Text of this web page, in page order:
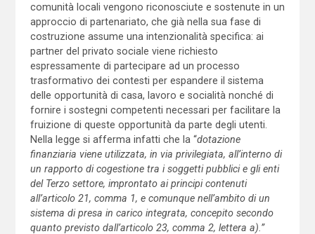
comunità locali vengono riconosciute e sostenute in un
approccio di partenariato, che già nella sua fase di
costruzione assume una intenzionalità specifica: ai
partner del privato sociale viene richiesto
espressamente di partecipare ad un processo
trasformativo dei contesti per espandere il sistema
delle opportunità di casa, lavoro e socialità nonché di
fornire i sostegni competenti necessari per facilitare la
fruizione di queste opportunità da parte degli utenti.
Nella legge si afferma infatti che la “dotazione
finanziaria viene utilizzata, in via privilegiata, all’interno di
un rapporto di cogestione tra i soggetti pubblici e gli enti
del Terzo settore, improntato ai principi contenuti
all’articolo 21, comma 1, e comunque nell’ambito di un
sistema di presa in carico integrata, concepito secondo
quanto previsto dall’articolo 23, comma 2, lettera a).”